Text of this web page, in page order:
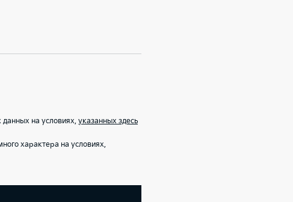
на условиях, указанных здесь
характера на условиях,